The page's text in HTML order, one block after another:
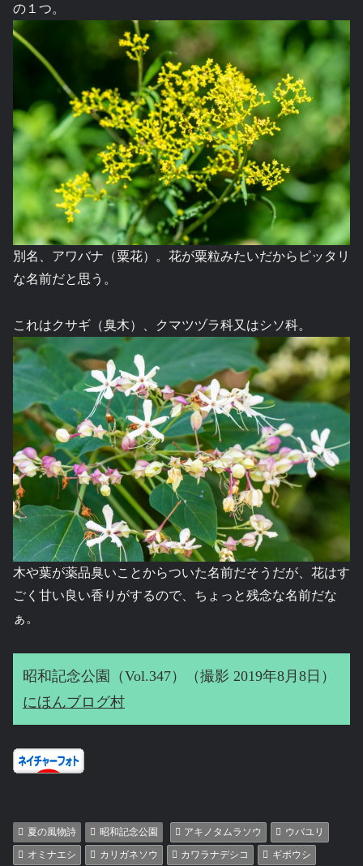
の１つ。
別名、アワバナ（粟花）。花が粟粒みたいだからピッタリ
な名前だと思う。
これはクサギ（臭木）、クマツヅラ科又はシソ科。
木や葉が薬品臭いことからついた名前だそうだが、花はす
ごく甘い良い香りがするので、ちょっと残念な名前だな
ぁ。
昭和記念公園（Vol.347）（撮影 2019年8月8日）
にほんブログ村
夏の風物詩 昭和記念公園 アキノタムラソウ
ウバユリ
オミナエシ
カリガネソウ カワラナデシコ ギボウシ